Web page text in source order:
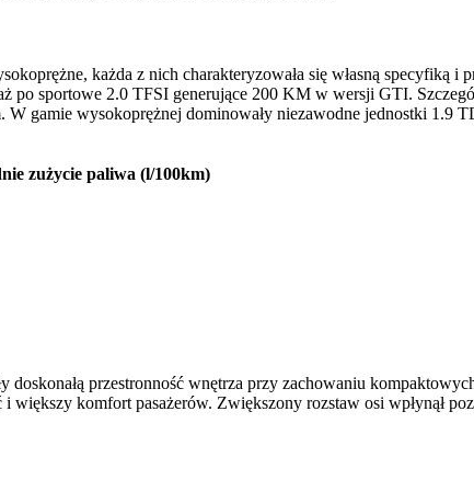
każda z nich charakteryzowała się własną specyfiką i
sportowe 2.0 TFSI generujące 200 KM w wersji GTI.
gamie wysokoprężnej dominowały niezawodne jednostki 1.9
zużycie paliwa (l/100km)
przestronność wnętrza przy zachowaniu
większy komfort pasażerów. Zwiększony rozstaw osi wpłynął